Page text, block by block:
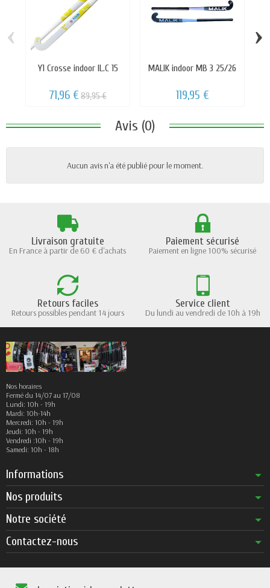
Y1 Crosse indoor IL.C 15
71,96 €89,95 €
MALIK indoor MB 3 25/26
119,95 €
‹ ›
Avis (0)
Aucun avis n'a été publié pour le moment.
Livraison gratuite
En France à partir de 60 € d'achats
Paiement sécurisé
Paiement en ligne 100% sécurisé
Retours faciles
Retours possibles pendant 14 jours
Service client
Du lundi au vendredi de 10h à 19h
Nos horaires
Fermé du 14/07 au 17/08
Lundi: 10h - 19h
Mardi: 10h-14h
Mercredi: 10h - 19h
Jeudi: 10h - 19h
Vendredi :10h - 19h
Samedi: 10h - 18h
Informations
Nos produits
Notre société
Contactez-nous